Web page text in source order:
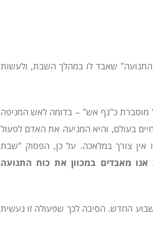
שאבד לו במהלך השבת, ולעשות
מוסברת כ"נף אש" – בדומה לאש המניפה
בעולם, והיא המניעה את האדם לפעול
אין צורך במלאכה. על כן, הפסוק "שבת
מאבדים במכוון את כוח התנועה
החדש. הסיבה לכך שפעולה זו נעשית